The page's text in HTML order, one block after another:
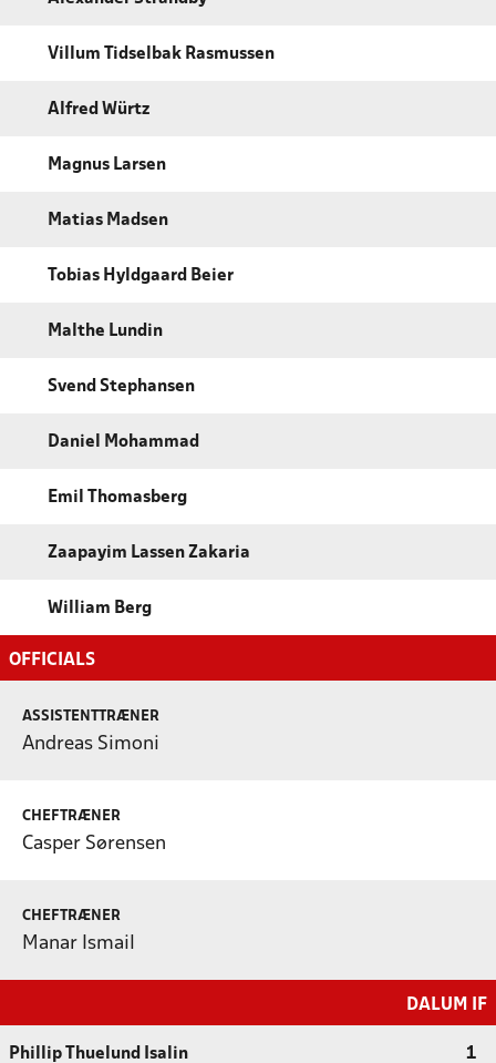
Villum Tidselbak Rasmussen
Alfred Würtz
Magnus Larsen
Matias Madsen
Tobias Hyldgaard Beier
Malthe Lundin
Svend Stephansen
Daniel Mohammad
Emil Thomasberg
Zaapayim Lassen Zakaria
William Berg
OFFICIALS
ASSISTENTTRÆNER
Andreas Simoni
CHEFTRÆNER
Casper Sørensen
CHEFTRÆNER
Manar Ismail
DALUM IF
Phillip Thuelund Isalin 1